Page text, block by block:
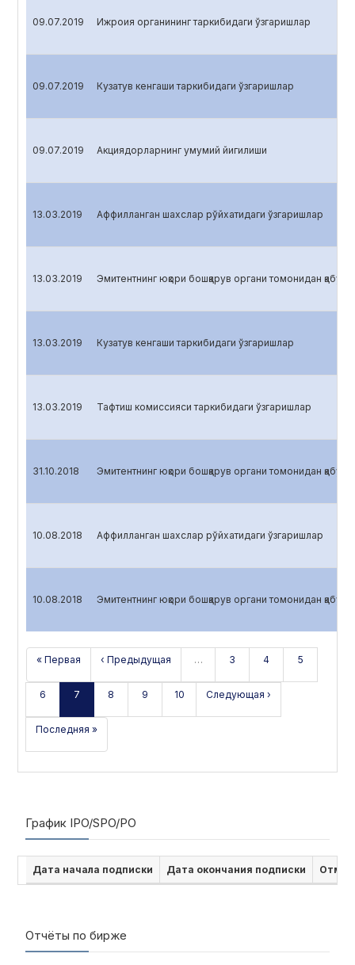
09.07.2019 Ижроия органининг таркибидаги ўзгаришлар
09.07.2019 Кузатув кенгаши таркибидаги ўзгаришлар
09.07.2019 Акциядорларнинг умумий йигилиши
13.03.2019 Аффилланган шахслар рўйхатидаги ўзгаришлар
13.03.2019 Эмитентнинг юқори бошқарув органи томонидан қабул
13.03.2019 Кузатув кенгаши таркибидаги ўзгаришлар
13.03.2019 Тафтиш комиссияси таркибидаги ўзгаришлар
31.10.2018 Эмитентнинг юқори бошқарув органи томонидан қабул
10.08.2018 Аффилланган шахслар рўйхатидаги ўзгаришлар
10.08.2018 Эмитентнинг юқори бошқарув органи томонидан қабул
« Первая ‹ Предыдущая … 3 4 5
6 7 8 9 10 Следующая ›
Последняя »
График IPO/SPO/PO
Дата начала подписки Дата окончания подписки
Отчёты по бирже